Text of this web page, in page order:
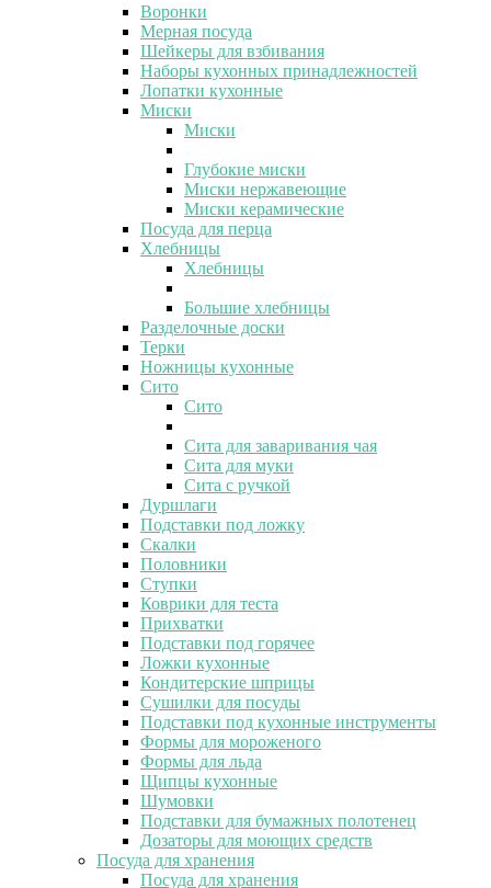
Воронки
Мерная посуда
Шейкеры для взбивания
Наборы кухонных принадлежностей
Лопатки кухонные
Миски
Миски
Глубокие миски
Миски нержавеющие
Миски керамические
Посуда для перца
Хлебницы
Хлебницы
Большие хлебницы
Разделочные доски
Терки
Ножницы кухонные
Сито
Сито
Сита для заваривания чая
Сита для муки
Сита с ручкой
Дуршлаги
Подставки под ложку
Скалки
Половники
Ступки
Коврики для теста
Прихватки
Подставки под горячее
Ложки кухонные
Кондитерские шприцы
Сушилки для посуды
Подставки под кухонные инструменты
Формы для мороженого
Формы для льда
Щипцы кухонные
Шумовки
Подставки для бумажных полотенец
Дозаторы для моющих средств
Посуда для хранения
Посуда для хранения